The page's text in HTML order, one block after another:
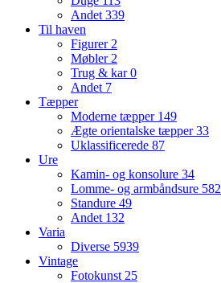
Andet 339
Til haven
Figurer 2
Møbler 2
Trug & kar0
Andet 7
Tæpper
Moderne tæpper 149
Ægte orientalske tæpper33
Uklassificerede 87
Ure
Kamin- og konsolure 34
Lomme- og armbåndsure 582
Standure 49
Andet 132
Varia
Diverse 5939
Vintage
Fotokunst 25